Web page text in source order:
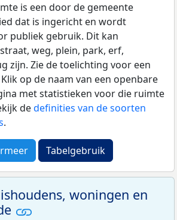
is een door de gemeente
dat is ingericht en wordt
publiek gebruik. Dit kan
weg, plein, park, erf,
zijn. Zie de toelichting voor een
op de naam van een openbare
met statistieken voor die ruimte
dedefinities van de soorten
.
Tabelgebruik
woningen en